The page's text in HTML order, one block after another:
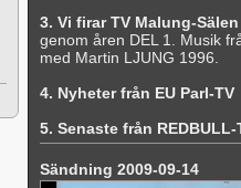
3. Vi firar TV Malung-
genom åren DEL 1. Musik
med Martin LJUNG 1996.
4. Nyheter från EU Parl-TV
5. Senaste från REDBULL-
Sändning 2009-09-14